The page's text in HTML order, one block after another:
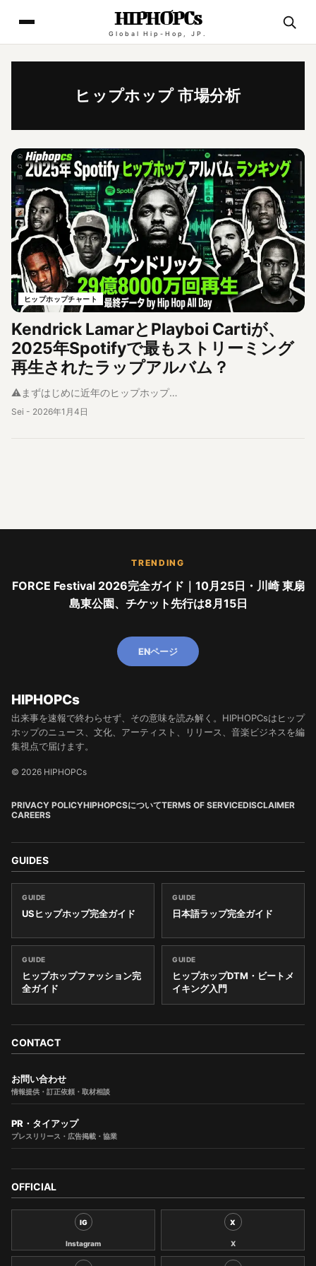
HIPHOPCs
Global Hip-Hop, JP.
ヒップホップ 市場分析
ヒップホップチャート
Kendrick LamarとPlayboi Cartiが、
2025年Spotifyで最もストリーミング
再生されたラップアルバム？
⚠︎まずはじめに近年のヒップホップ…
Sei - 2026年1月4日
TRENDING
FORCE Festival 2026完全ガイド｜10月25日・川崎 東扇
島東公園、チケット先行は8月15日
ENページ
HIPHOPCs
出来事を速報で終わらせず、その意味を読み解く。HIPHOPCsはヒップ
ホップのニュース、文化、アーティスト、リリース、音楽ビジネスを編
集視点で届けます。
© 2026 HIPHOPCs
PRIVACY POLICYHIPHOPCSについてTERMS OF SERVICEDISCLAIMER
CAREERS
GUIDES
GUIDE
USヒップホップ完全ガイド
GUIDE
日本語ラップ完全ガイド
GUIDE
ヒップホップファッション完
全ガイド
GUIDE
ヒップホップDTM・ビートメ
イキング入門
CONTACT
お問い合わせ
情報提供・訂正依頼・取材相談
PR・タイアップ
プレスリリース・広告掲載・協業
OFFICIAL
IG
Instagram
X
X